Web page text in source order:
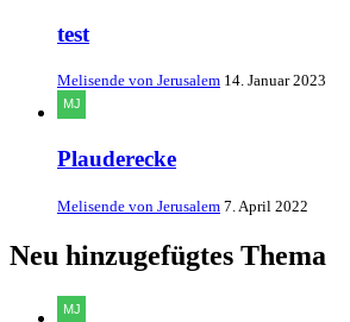
test
Melisende von Jerusalem 14. Januar 2023
Plauderecke
Melisende von Jerusalem 7. April 2022
Neu hinzugefügtes Thema